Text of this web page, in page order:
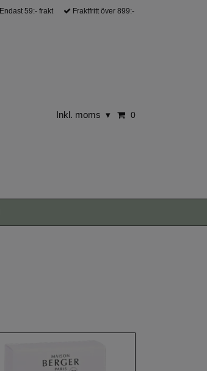
Endast 59:- frakt Fraktfritt över 899:-
Inkl. moms ▾ 0